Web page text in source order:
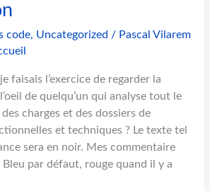
code, Uncategorized / Pascal Vilarem
faisais l’exercice de regarder la
de quelqu’un qui analyse tout le
charges et des dossiers de
et techniques ? Le texte tel
sera en noir. Mes commentaire
par défaut, rouge quand il y a